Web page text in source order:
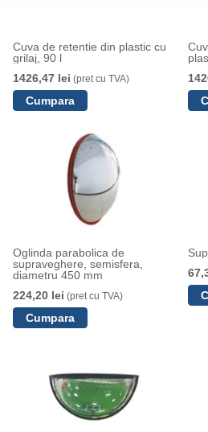
Cuva de retentie din plastic cu
grilaj, 90 l
1426,47 lei (pret cu TVA)
Oglinda parabolica de
supraveghere, semisfera,
diametru 450 mm
224,20 lei (pret cu TVA)